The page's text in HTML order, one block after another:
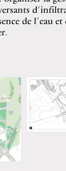
de l’eau